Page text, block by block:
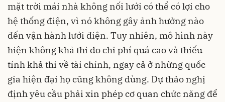
mặt trời mái nhà không nối lưới có thể có lợi cho
hệ thống điện, vì nó không gây ảnh hưởng nào
đến vận hành lưới điện. Tuy nhiên, mô hình này
hiện không khả thi do chi phí quá cao và thiếu
tính khả thi về tài chính, ngay cả ở những quốc
gia hiện đại họ cũng không dùng. Dự thảo nghị
định yêu cầu phải xin phép cơ quan chức năng để